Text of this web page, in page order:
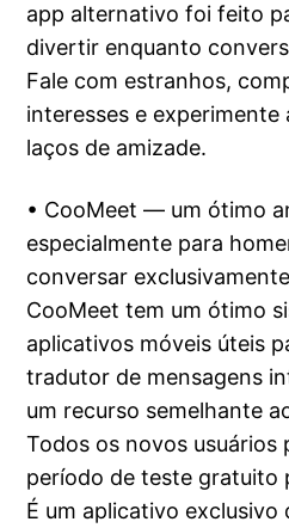
app alternativo foi feito
divertir enquanto
Fale com estranhos,
interesses e experimente
laços de amizade.
• CooMeet — um ótimo
especialmente para
conversar
CooMeet tem um ótimo
aplicativos móveis úteis
tradutor de mensagens
um recurso semelhante
Todos os novos usuários
período de teste gratuito
É um aplicativo exclusivo